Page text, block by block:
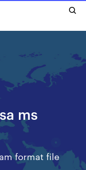
ms
format file